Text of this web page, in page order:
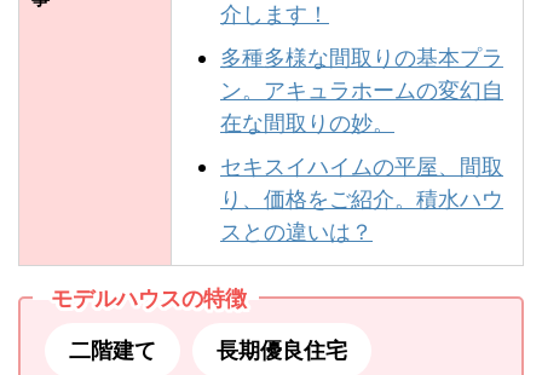
介します！
多種多様な間取りの基本プラ
ン。アキュラホームの変幻自
在な間取りの妙。
セキスイハイムの平屋、間取
り、価格をご紹介。積水ハウ
スとの違いは？
モデルハウスの特徴
二階建て 長期優良住宅